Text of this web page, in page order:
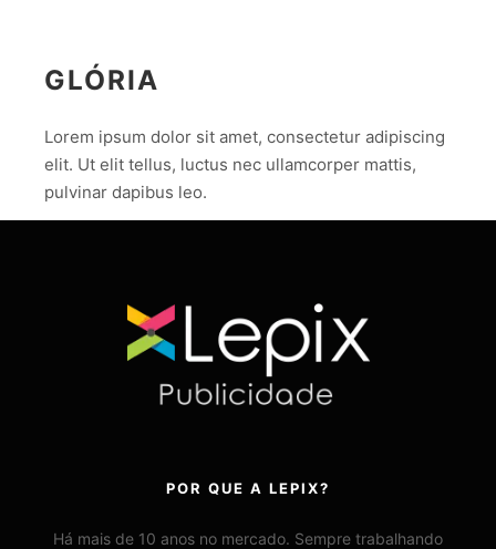
GLÓRIA
Lorem ipsum dolor sit amet, consectetur adipiscing
elit. Ut elit tellus, luctus nec ullamcorper mattis,
pulvinar dapibus leo.
POR QUE A LEPIX?
Há mais de 10 anos no mercado. Sempre trabalhando